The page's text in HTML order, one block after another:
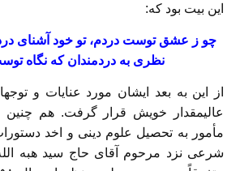
این بیت بود که:
چو ز عشق توست دردم، تو
نظری به دردمندان که نگاه
از این به بعد ایشان مورد عنایات و
عالیمقدار خویش قرار گرفت. هم
مأمور به تحصیل علوم دینی و اخد
شرعی نزد مرحوم آقای حاج سید هبه